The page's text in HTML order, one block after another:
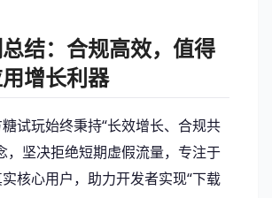
结：合规高效，值得
增长利器
试玩始终秉持“长效增长、合规共
，坚决拒绝短期虚假流量，专注于
核心用户，助力开发者实现“下载